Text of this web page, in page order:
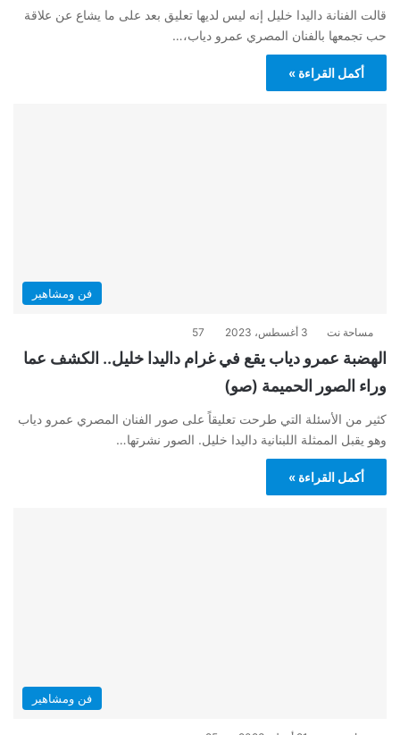
قالت الفنانة داليدا خليل إنه ليس لديها تعليق بعد على ما يشاع عن علاقة
حب تجمعها بالفنان المصري عمرو دياب،…
أكمل القراءة »
فن ومشاهير
مساحة نت 3 أغسطس، 2023 57
الهضبة عمرو دياب يقع في غرام داليدا خليل.. الكشف عما
وراء الصور الحميمة (صو)
كثير من الأسئلة التي طرحت تعليقاً على صور الفنان المصري عمرو دياب
وهو يقبل الممثلة اللبنانية داليدا خليل. الصور نشرتها…
أكمل القراءة »
فن ومشاهير